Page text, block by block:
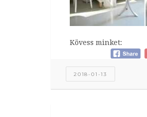
Kövess minket:
2018-01-13